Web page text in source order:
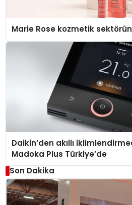
Marie Rose kozmetik
Daikin’den akıllı
Madoka Plus Türkiye’de
Son Dakika